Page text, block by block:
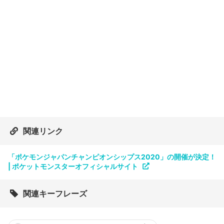
関連リンク
「ポケモンジャパンチャンピオンシップス2020」の開催が決定！
| ポケットモンスターオフィシャルサイト
関連キーフレーズ